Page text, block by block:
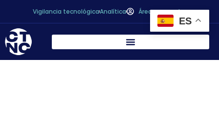
Vigilancia tecnológicaAnalítica Área personal
ES